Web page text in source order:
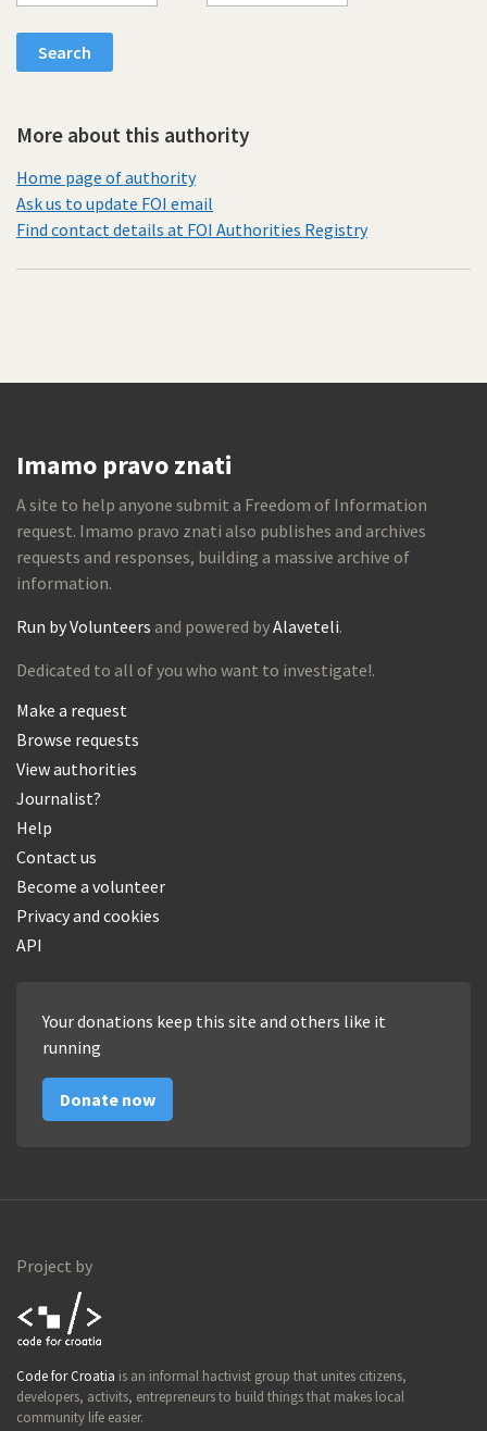
More about this authority
Home page of authority
Ask us to update FOI email
Find contact details at FOI Authorities Registry
Imamo pravo znati
A site to help anyone submit a Freedom of Information
request. Imamo pravo znati also publishes and archives
requests and responses, building a massive archive of
information.
Run by Volunteers and powered byAlaveteli.
Dedicated to all of you who want to investigate!.
Make a request
Browse requests
View authorities
Journalist?
Help
Contact us
Become a volunteer
Privacy and cookies
API
Your donations keep this site and others like it
running
Donate now
Project by
Croatia
Code for Croatia is an informal hactivist group that unites citizens,
developers, activits, entrepreneurs to build things that makes local
community life easier.